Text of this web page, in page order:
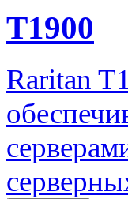
T1900
Raritan